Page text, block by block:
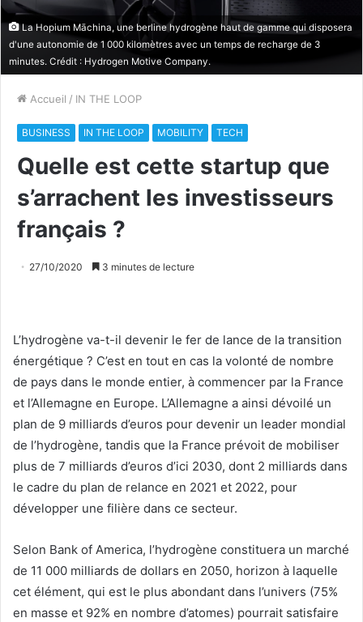
La Hopium Māchina, une berline hydrogène haut de gamme qui disposera
d'une autonomie de 1 000 kilomètres avec un temps de recharge de 3
minutes. Crédit : Hydrogen Motive Company.
Accueil / IN THE LOOP
BUSINESS IN THE LOOP MOBILITY TECH
Quelle est cette startup que
s’arrachent les investisseurs
français ?
27/10/2020 3 minutes de lecture
L’hydrogène va-t-il devenir le fer de lance de la transition
énergétique ? C’est en tout en cas la volonté de nombre
de pays dans le monde entier, à commencer par la France
et l’Allemagne en Europe. L’Allemagne a ainsi dévoilé un
plan de 9 milliards d’euros pour devenir un leader mondial
de l’hydrogène, tandis que la France prévoit de mobiliser
plus de 7 milliards d’euros d’ici 2030, dont 2 milliards dans
le cadre du plan de relance en 2021 et 2022, pour
développer une filière dans ce secteur.
Selon Bank of America, l’hydrogène constituera un marché
de 11 000 milliards de dollars en 2050, horizon à laquelle
cet élément, qui est le plus abondant dans l’univers (75%
en masse et 92% en nombre d’atomes) pourrait satisfaire